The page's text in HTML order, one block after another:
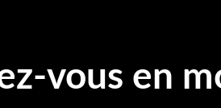
vous en